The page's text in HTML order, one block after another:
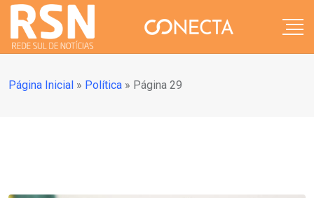
Página Inicial » Política » Página 29